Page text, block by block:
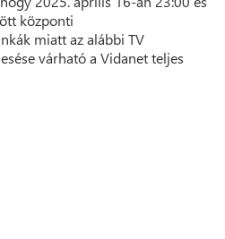
központi
miatt az alábbi TV
várható a Vidanet teljes